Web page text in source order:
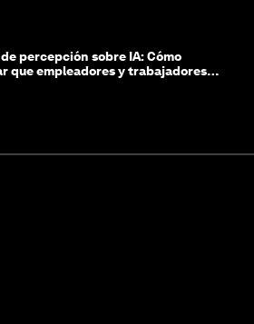
percepción sobre IA: Cómo
que empleadores y trabajadores